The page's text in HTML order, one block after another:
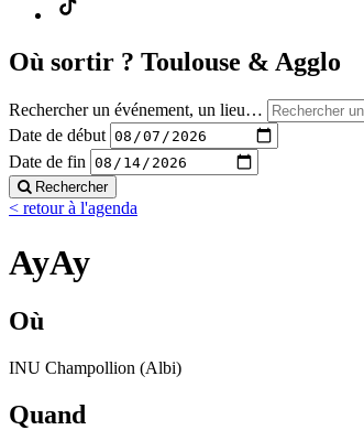
Où sortir ? Toulouse & Agglo
Rechercher un événement, un lieu…
Date de début
Date de fin
Rechercher
< retour à l'agenda
AyAy
Où
INU Champollion (Albi)
Quand